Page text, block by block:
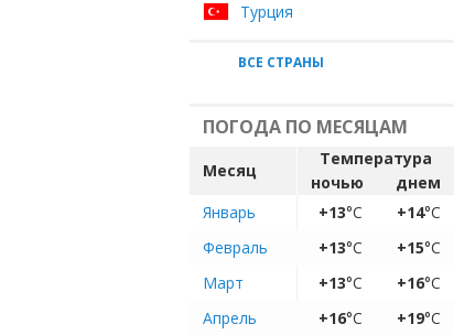
Турция
ВСЕ СТРАНЫ
ПОГОДА ПО МЕСЯЦАМ
Месяц
Температура
ночью
днем
Январь
+13°C +14°C
Февраль
+13°C +15°C
Март
+13°C +16°C
Апрель
+16°C +19°C